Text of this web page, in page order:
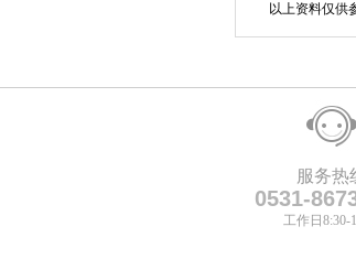
以上资料仅供
服务热
0531-
工作日8:30-